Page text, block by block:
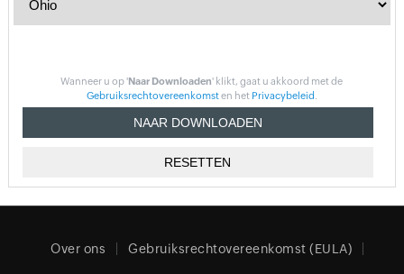
Wanneer u op 'Naar Downloaden' klikt, gaat u akkoord met de
Gebruiksrechtovereenkomsten het Privacybeleid
Over ons Gebruiksrechtovereenkomst (EULA)